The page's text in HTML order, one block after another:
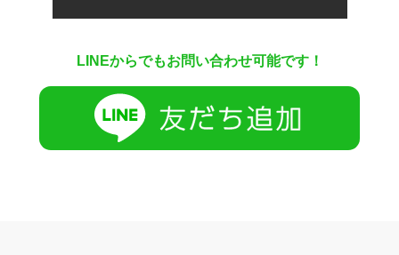
LINEからでもお問い合わせ可能です！